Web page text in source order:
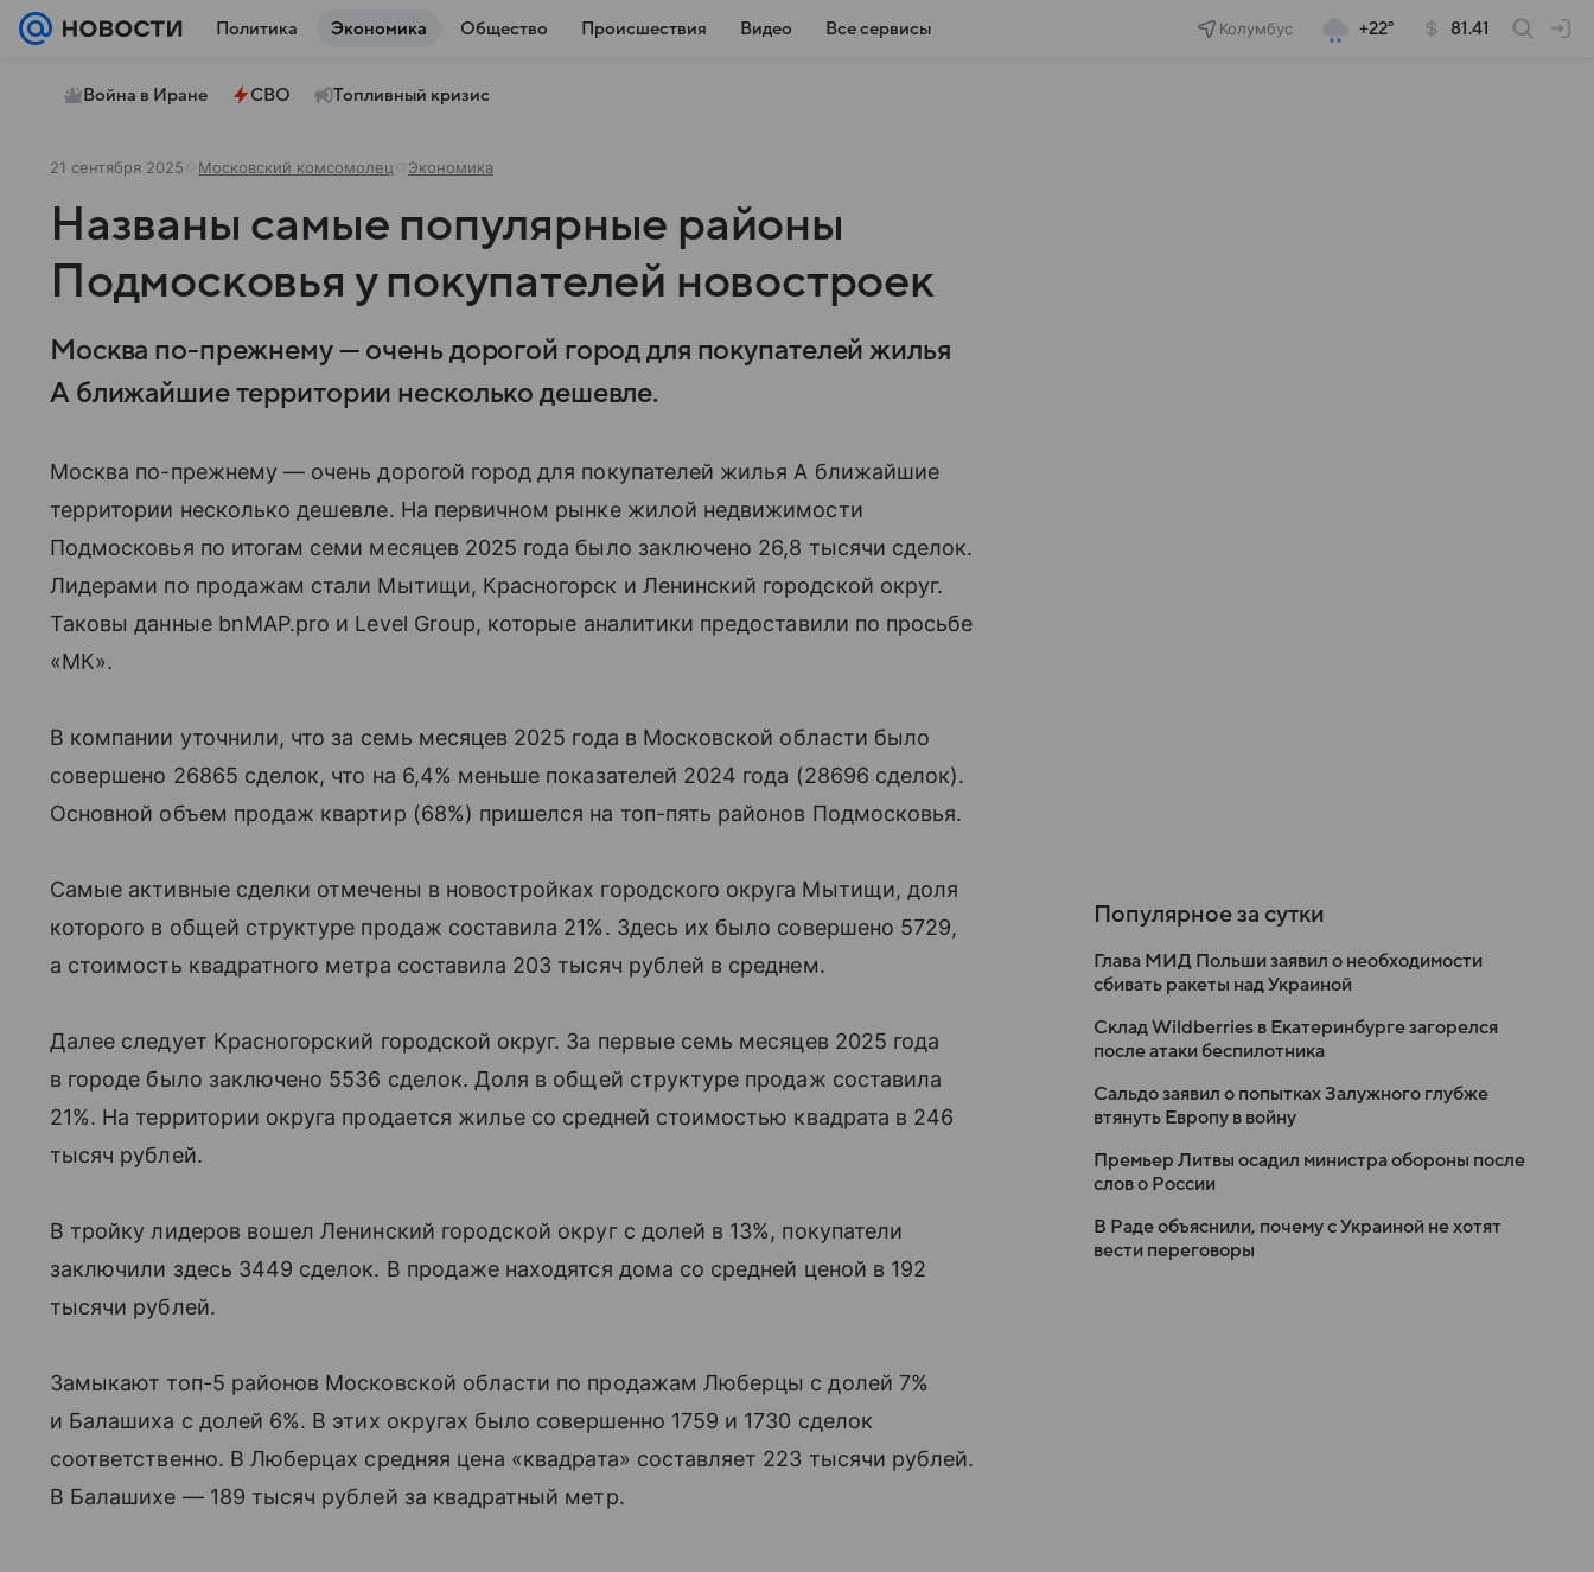
Политика Экономика Общество Происшествия Видео Все сервисы Колумбус +22° 81.41
Война в Иране СВО Топливный кризис
21 сентября 2025 Московский комсомолец Экономика
Названы самые популярные районы
Подмосковья у покупателей новостроек
Москва по-прежнему — очень дорогой город для покупателей жилья
А ближайшие территории несколько дешевле.
Москва по-прежнему — очень дорогой город для покупателей жилья А ближайшие
территории несколько дешевле. На первичном рынке жилой недвижимости
Подмосковья по итогам семи месяцев 2025 года было заключено 26,8 тысячи сделок.
Лидерами по продажам стали Мытищи, Красногорск и Ленинский городской округ.
Таковы данные bnMAP.pro и Level Group, которые аналитики предоставили по просьбе
«МК».
В компании уточнили, что за семь месяцев 2025 года в Московской области было
совершено 26865 сделок, что на 6,4% меньше показателей 2024 года (28696 сделок).
Основной объем продаж квартир (68%) пришелся на топ-пять районов Подмосковья.
Самые активные сделки отмечены в новостройках городского округа Мытищи, доля
которого в общей структуре продаж составила 21%. Здесь их было совершено 5729,
а стоимость квадратного метра составила 203 тысяч рублей в среднем.
Далее следует Красногорский городской округ. За первые семь месяцев 2025 года
в городе было заключено 5536 сделок. Доля в общей структуре продаж составила
21%. На территории округа продается жилье со средней стоимостью квадрата в 246
тысяч рублей.
В тройку лидеров вошел Ленинский городской округ с долей в 13%, покупатели
заключили здесь 3449 сделок. В продаже находятся дома со средней ценой в 192
тысячи рублей.
Замыкают топ-5 районов Московской области по продажам Люберцы с долей 7%
и Балашиха с долей 6%. В этих округах было совершенно 1759 и 1730 сделок
соответственно. В Люберцах средняя цена «квадрата» составляет 223 тысячи рублей.
В Балашихе — 189 тысяч рублей за квадратный метр.
Популярное за сутки
Глава МИД Польши заявил о необходимости
сбивать ракеты над Украиной
Склад Wildberries в Екатеринбурге загорелся
после атаки беспилотника
Сальдо заявил о попытках Залужного глубже
втянуть Европу в войну
Премьер Литвы осадил министра обороны после
слов о России
В Раде объяснили, почему с Украиной не хотят
вести переговоры